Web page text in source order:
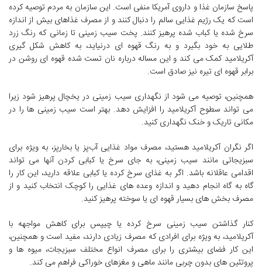
پاسخ سازمان غذا و داروی آمریکا منفی است. این سازمان به مردم توصیه کرده
است که یک رژیم غذایی سالم را دنبال کنند و از مصرف غذاهای بیش از اندازه
سرخ شده یا کباب شده پرهیز کنند. پخت سیب زمینی تا زمانی که رنگ زرد
طلایی به خود بگیرد و به رنگ قهوه ای درنیاید، به کاهش شکل گیری
آکریلامید کمک می کند و این مساله درباره نان تست شده قهوه ای روشن در
برابر قهوه ای تیره نیز صادق است.
همچنین، توصیه می شود از نگهداری سیب زمینی در یخچال پرهیز شود زیرا
می تواند سطوح آکریلامید را افزایش دهد. بهتر است سیب زمینی ها را در
مکانی تاریک و خنک نگهداری کنید.
اگر نگران آکریلامید هستید، مصرف مواد غذایی آب‌پز یا بخارپز، به ویژه برای
سبزیجاتی مانند سیب زمینی، به جای سرخ یا کبابی کردن آنها می تواند
اقدامی عاقلانه باشد. اگر به غذای سرخ کرده یا کبابی علاقه دارید، این کار را
گاه به گاه انجام دهید و اندازه وعده های غذایی را کوچک انتخاب کنید و از
مصرف بخش های بسیار قهوه ای یا سوخته پرهیز کنید.
کنار گذاشتن سیب زمینی سرخ کرده یا چیپس برای کاهش مواجهه با
آکریلامید، به ویژه برای افرادی که مصرف زیادی دارند، مفید است و همچنین،
این کار فضای بیشتری را برای مصرف انواع مختلف سبزیجات، میوه ها و
پروتئین های بدون چربی مانند ماهی و مغزهای خوراکی فراهم می کند.